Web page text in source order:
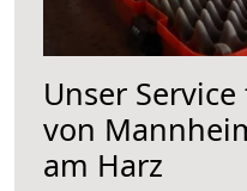
Unser
von
am Harz